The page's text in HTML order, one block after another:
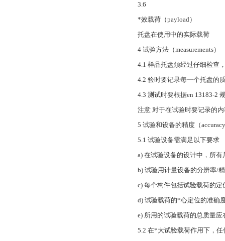
3.6
*效载荷（payload）
托盘在使用中的实际载荷
4 试验方法（measurements）
4.1 样品托盘须经过仔细检查
4.2 验时要记录每一个托盘的
4.3 测试时要根据en 13183-2
注意 对于在试验时要记录的
5 试验和设备的精度（
5.1 试验设备需满足以下要求
a) 在试验设备的设计中，所
b) 试验用计量设备的分辨率/
c) 每个构件包括试验载荷的
d) 试验载荷的*心定位的准确
e) 所用的试验载荷的总质量
5.2 在*大试验载荷作用下，